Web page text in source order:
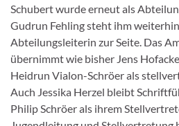
Schubert wurde erneut als
Gudrun Fehling steht ihm
Abteilungsleiterin zur Seite. Das
übernimmt wie bisher Jens
Heidrun Vialon-Schröer als
Auch Jessika Herzel bleibt
Philip Schröer als ihrem